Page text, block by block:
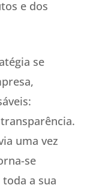
e dos
se
uma vez
se
a sua